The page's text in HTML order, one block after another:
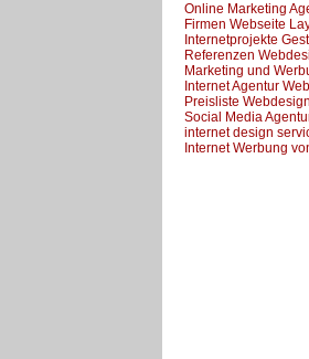
Online Marketing
Firmen Webseite
Internetprojekte
Referenzen
Marketing und
Internet Agentur
Preisliste
Social Media
internet design
Internet Werbung